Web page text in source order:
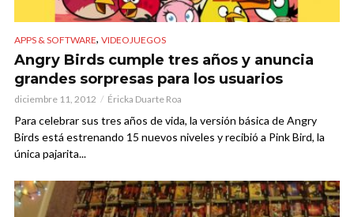
APPS & SOFTWARE, VIDEOJUEGOS
Angry Birds cumple tres años y anuncia
grandes sorpresas para los usuarios
diciembre 11, 2012 Éricka Duarte Roa
Para celebrar sus tres años de vida, la versión básica de Angry
Birds está estrenando 15 nuevos niveles y recibió a Pink Bird, la
única pajarita...